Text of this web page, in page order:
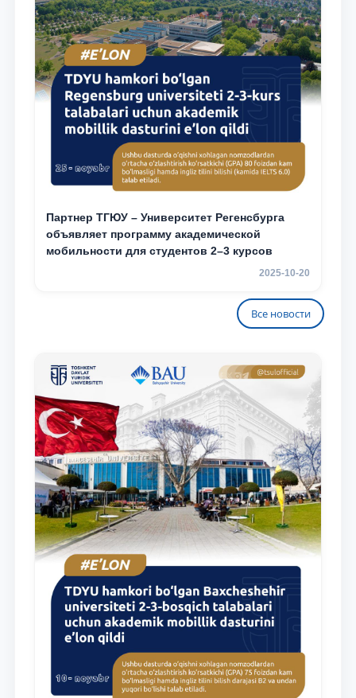
Партнер ТГЮУ – Университет Регенсбурга
объявляет программу академической
мобильности для студентов 2–3 курсов
2025-10-20
Все новости